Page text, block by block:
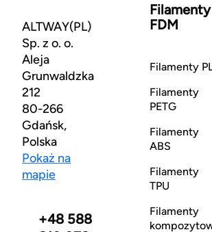
ALTWAY(PL)
Sp. z o. o.
Aleja
Grunwaldzka
212
80-266
Gdańsk,
Polska
Pokaż na
mapie
+48 588
Filamenty
FDM
Filamenty
Filamenty
PETG
Filamenty
ABS
Filamenty
TPU
Filamenty